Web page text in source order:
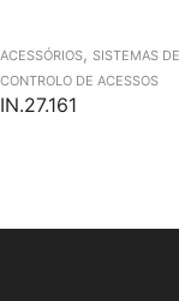
ACESSÓRIOS, SISTEMAS DE
CONTROLO DE ACESSOS
IN.27.161